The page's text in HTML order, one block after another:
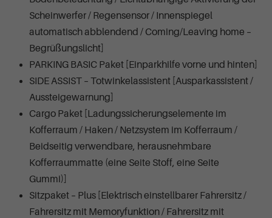
Scheinwerfer / Regensensor / Innenspiegel
automatisch abblendend / Coming/Leaving home –
Begrüßungslicht]
PARKING BASIC Paket [Einparkhilfe vorne und hinten]
SIDE ASSIST – Totwinkelassistent [Ausparkassistent /
Aussteigewarnung]
Cargo Paket [Ladungssicherungselemente im
Kofferraum / Haken / Netzsystem im Kofferraum /
Beidseitig verwendbare, herausnehmbare
Kofferraummatte (eine Seite Stoff, eine Seite
Gummi)]
Sitzpaket – Plus [Elektrisch einstellbarer Fahrersitz /
Fahrersitz mit Memoryfunktion / Fahrersitz mit